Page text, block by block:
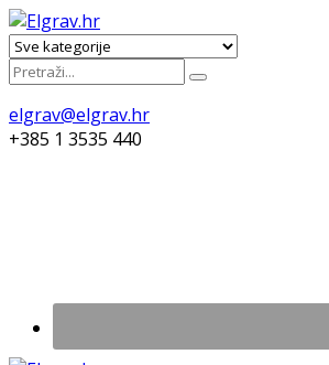
elgrav@elgrav.hr
+385 1 3535 440